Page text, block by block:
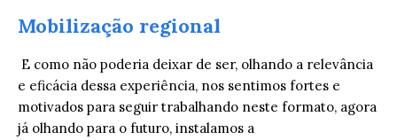
Mobilização regional
E como não poderia deixar de ser, olhando a relevância
e eficácia dessa experiência, nos sentimos fortes e
motivados para seguir trabalhando neste formato, agora
já olhando para o futuro, instalamos a